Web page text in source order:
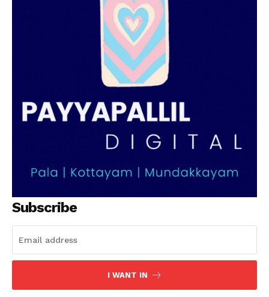
SUBSCRIBE NOW
PALA VISION
Contact us
Grievance Redressal
Subscribe
I WANT IN